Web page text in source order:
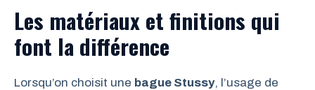
Les matériaux et finitions qui
font la différence
Lorsqu’on choisit une bague Stussy, l’usage de